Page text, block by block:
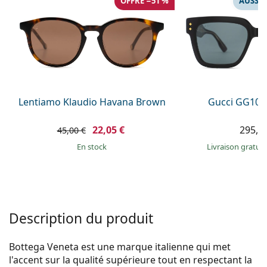
Prada
Toutes les marques
Lentiamo Klaudio Havana Brown
45,00 € 22,05 €
en stock
Gucci
Livraison
Description du produit
Bottega Veneta est une marque italienne qui met
l'accent sur la qualité supérieure tout en respectant la